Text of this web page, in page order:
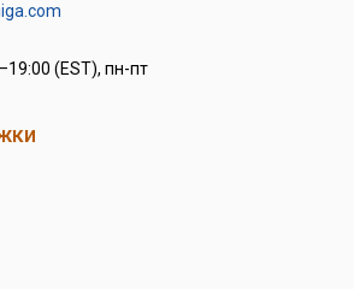
(EST), пн-пт